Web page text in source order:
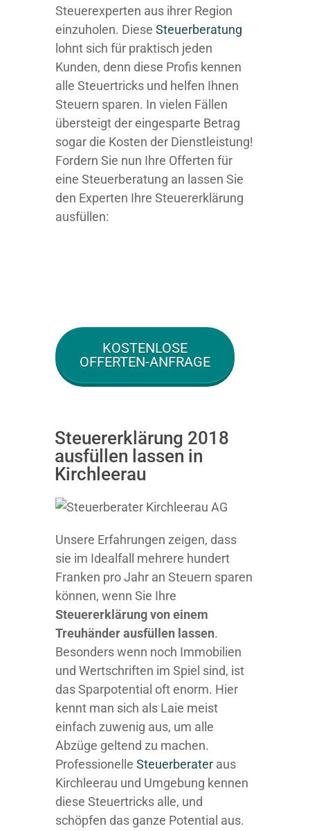
Steuerexperten aus ihrer Region
einzuholen. Diese Steuerberatung
lohnt sich für praktisch jeden
Kunden, denn diese Profis kennen
alle Steuertricks und helfen Ihnen
Steuern sparen. In vielen Fällen
übersteigt der eingesparte Betrag
sogar die Kosten der Dienstleistung!
Fordern Sie nun Ihre Offerten für
eine Steuerberatung an lassen Sie
den Experten Ihre Steuererklärung
ausfüllen:
KOSTENLOSE
OFFERTEN-ANFRAGE
Steuererklärung 2018
ausfüllen lassen in
Kirchleerau
Unsere Erfahrungen zeigen, dass
sie im Idealfall mehrere hundert
Franken pro Jahr an Steuern sparen
können, wenn Sie Ihre
Steuererklärung von einem
Treuhänder ausfüllen lassen.
Besonders wenn noch Immobilien
und Wertschriften im Spiel sind, ist
das Sparpotential oft enorm. Hier
kennt man sich als Laie meist
einfach zuwenig aus, um alle
Abzüge geltend zu machen.
Professionelle Steuerberater aus
Kirchleerau und Umgebung kennen
diese Steuertricks alle, und
schöpfen das ganze Potential aus.